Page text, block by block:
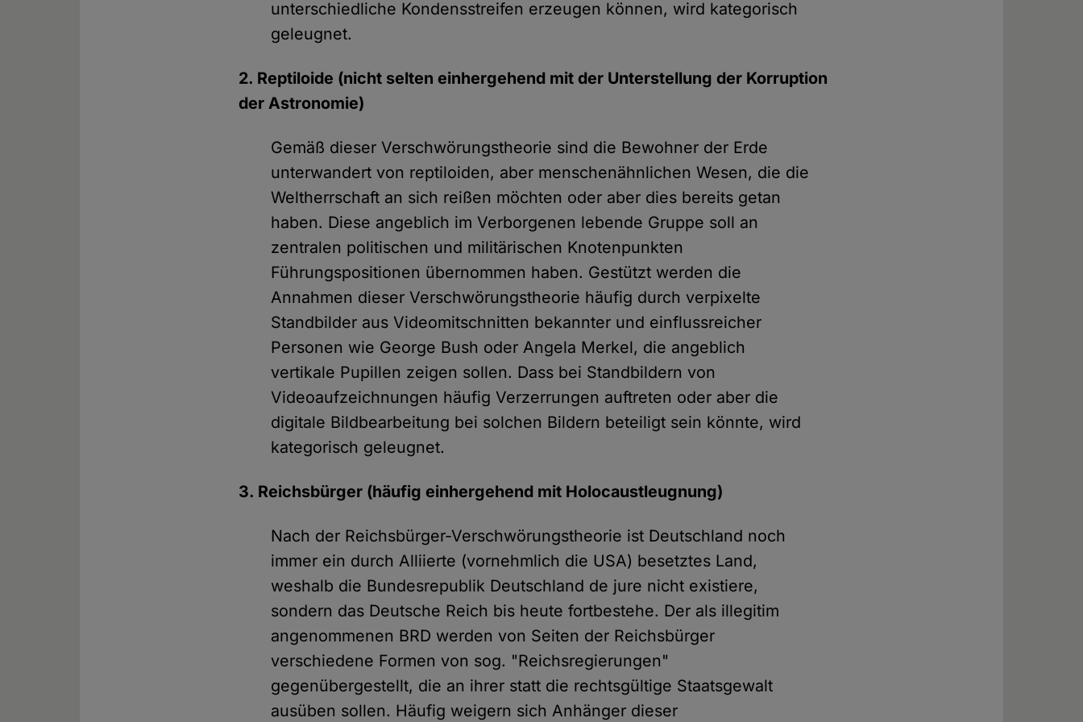
unterschiedliche Kondensstreifen erzeugen können, wird kategorisch
geleugnet.
2. Reptiloide (nicht selten einhergehend mit der Unterstellung der Korruption
der Astronomie)
Gemäß dieser Verschwörungstheorie sind die Bewohner der Erde
unterwandert von reptiloiden, aber menschenähnlichen Wesen, die die
Weltherrschaft an sich reißen möchten oder aber dies bereits getan
haben. Diese angeblich im Verborgenen lebende Gruppe soll an
zentralen politischen und militärischen Knotenpunkten
Führungspositionen übernommen haben. Gestützt werden die
Annahmen dieser Verschwörungstheorie häufig durch verpixelte
Standbilder aus Videomitschnitten bekannter und einflussreicher
Personen wie George Bush oder Angela Merkel, die angeblich
vertikale Pupillen zeigen sollen. Dass bei Standbildern von
Videoaufzeichnungen häufig Verzerrungen auftreten oder aber die
digitale Bildbearbeitung bei solchen Bildern beteiligt sein könnte, wird
kategorisch geleugnet.
3. Reichsbürger (häufig einhergehend mit Holocaustleugnung)
Nach der Reichsbürger-Verschwörungstheorie ist Deutschland noch
immer ein durch Alliierte (vornehmlich die USA) besetztes Land,
weshalb die Bundesrepublik Deutschland de jure nicht existiere,
sondern das Deutsche Reich bis heute fortbestehe. Der als illegitim
angenommenen BRD werden von Seiten der Reichsbürger
verschiedene Formen von sog. "Reichsregierungen"
gegenübergestellt, die an ihrer statt die rechtsgültige Staatsgewalt
ausüben sollen. Häufig weigern sich Anhänger dieser